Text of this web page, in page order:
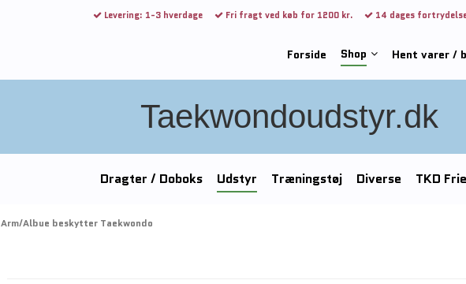
Levering: 1-3 hverdage Fri fragt ved køb for 1200 kr. 14 dages
Forside Shop Hent varer /
Taekwondoudstyr.dk
Dragter / Doboks Udstyr Træningstøj Diverse TKD
Arm/Albue beskytter Taekwondo